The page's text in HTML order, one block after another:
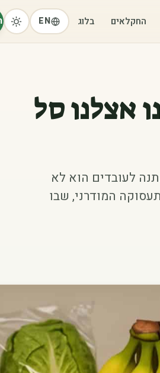
החקלאים בלוג EN
אצלנו סל
לעובדים הוא לא
המודרני, שבו